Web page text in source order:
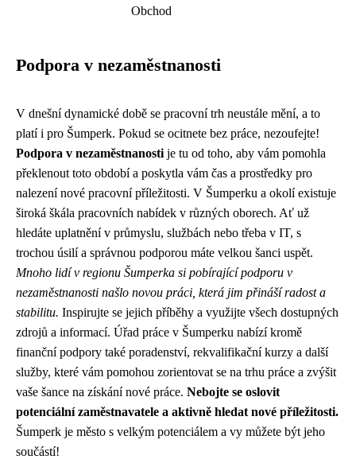
Obchod
Podpora v nezaměstnanosti
V dnešní dynamické době se pracovní trh neustále mění, a to
platí i pro Šumperk. Pokud se ocitnete bez práce, nezoufejte!
Podpora v nezaměstnanosti je tu od toho, aby vám pomohla
překlenout toto období a poskytla vám čas a prostředky pro
nalezení nové pracovní příležitosti. V Šumperku a okolí existuje
široká škála pracovních nabídek v různých oborech. Ať už
hledáte uplatnění v průmyslu, službách nebo třeba v IT, s
trochou úsilí a správnou podporou máte velkou šanci uspět.
Mnoho lidí v regionu Šumperka si pobírající podporu v
nezaměstnanosti našlo novou práci, která jim přináší radost a
stabilitu. Inspirujte se jejich příběhy a využijte všech dostupných
zdrojů a informací. Úřad práce v Šumperku nabízí kromě
finanční podpory také poradenství, rekvalifikační kurzy a další
služby, které vám pomohou zorientovat se na trhu práce a zvýšit
vaše šance na získání nové práce. Nebojte se oslovit
potenciální zaměstnavatele a aktivně hledat nové příležitosti.
Šumperk je město s velkým potenciálem a vy můžete být jeho
součástí!